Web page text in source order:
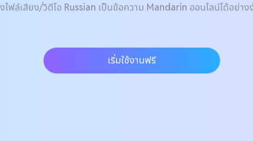
ไฟล์เสียง/วิดีโอ Russian เป็นข้อความ Mandarin ออนไลน์ได้อย่าง
เริ่มใช้งานฟรี